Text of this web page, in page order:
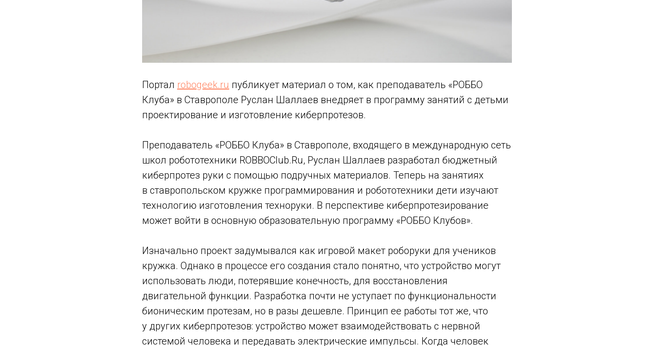
Портал robogeek.ru публикует материал о том, как преподаватель «РОББО
Клуба» в Ставрополе Руслан Шаллаев внедряет в программу занятий с детьми
проектирование и изготовление киберпротезов.
Преподаватель «РОББО Клуба» в Ставрополе, входящего в международную сеть
школ робототехники ROBBOClub.Ru, Руслан Шаллаев разработал бюджетный
киберпротез руки с помощью подручных материалов. Теперь на занятиях
в ставропольском кружке программирования и робототехники дети изучают
технологию изготовления техноруки. В перспективе киберпротезирование
может войти в основную образовательную программу «РОББО Клубов».
Изначально проект задумывался как игровой макет роборуки для учеников
кружка. Однако в процессе его создания стало понятно, что устройство могут
использовать люди, потерявшие конечность, для восстановления
двигательной функции. Разработка почти не уступает по функциональности
бионическим протезам, но в разы дешевле. Принцип ее работы тот же, что
у других киберпротезов: устройство может взаимодействовать с нервной
системой человека и передавать электрические импульсы. Когда человек